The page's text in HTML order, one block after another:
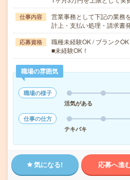
仕事内容
営業事務として下記の業務
計上・支払い処理・請求書
応募資格
職種未経験OK / ブランク
■未経験OK！
職場の雰囲気
職場の様子
活気がある
仕事の仕方
テキパキ
気になる! 応募へ進